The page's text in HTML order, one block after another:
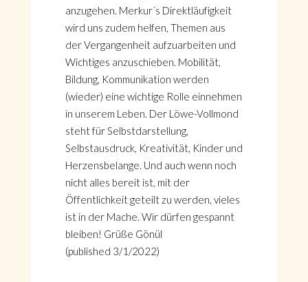
anzugehen. Merkur´s Direktläufigkeit
wird uns zudem helfen, Themen aus
der Vergangenheit aufzuarbeiten und
Wichtiges anzuschieben. Mobilität,
Bildung, Kommunikation werden
(wieder) eine wichtige Rolle einnehmen
in unserem Leben. Der Löwe-Vollmond
steht für Selbstdarstellung,
Selbstausdruck, Kreativität, Kinder und
Herzensbelange. Und auch wenn noch
nicht alles bereit ist, mit der
Öffentlichkeit geteilt zu werden, vieles
ist in der Mache. Wir dürfen gespannt
bleiben! Grüße Gönül
(published 3/1/2022)